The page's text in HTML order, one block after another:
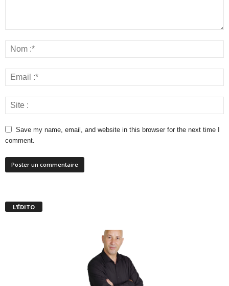
Save my name, email, and website in this browser for the next time I
comment.
L’ÉDITO